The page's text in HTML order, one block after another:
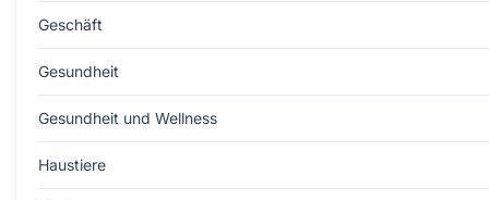
Geschäft
Gesundheit
Gesundheit und Wellness
Haustiere